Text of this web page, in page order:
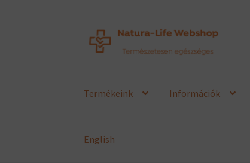
Ugrás
Kilépés
Termékeink Információk
English